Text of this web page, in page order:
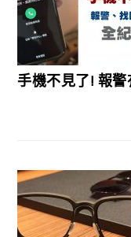
手機不見了! 報